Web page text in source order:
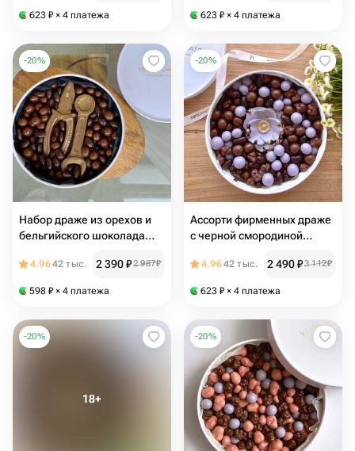
623 ₽ × 4 платежа 623 ₽ × 4 платежа
-20%
Набор драже из орехов и
бельгийского шоколада
4.9642 тыс. 2 390₽2 987₽
598 ₽ × 4 платежа
-20%
Ассорти фирменных драже
с черной смородиной
4.9642 тыс. 2 490₽3 112₽
623 ₽ × 4 платежа
-20% -20%